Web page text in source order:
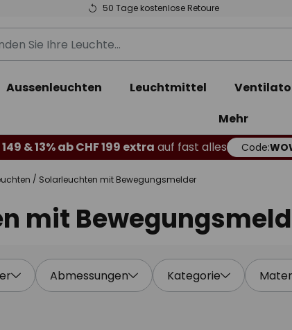
50 Tage kostenlose Retoure
Aussenleuchten Leuchtmittel
Mehr
& 13% ab CHF 199 extra auf fast alles Code:
Solarleuchten mit Bewegungsmelder
mit
Abmessungen Kategorie